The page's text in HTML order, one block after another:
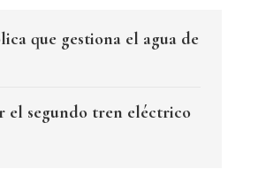
que gestiona el agua de
el segundo tren eléctrico